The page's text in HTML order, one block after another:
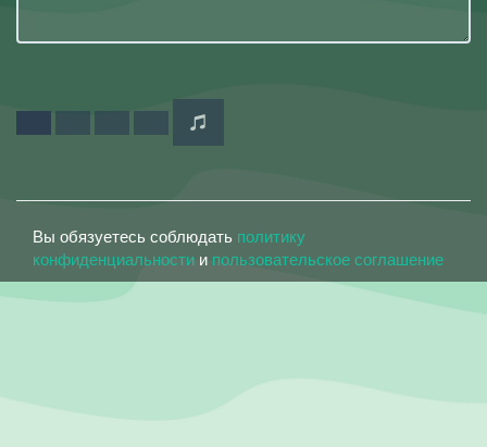
Вы обязуетесь соблюдать политику
конфиденциальности и пользовательское соглашение